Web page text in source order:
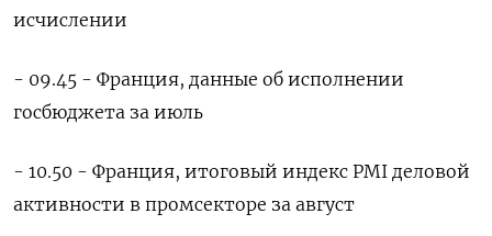
исчислении
- 09.45 - Франция, данные об исполнении
госбюджета за июль
- 10.50 - Франция, итоговый индекс PMI деловой
активности в промсекторе за август